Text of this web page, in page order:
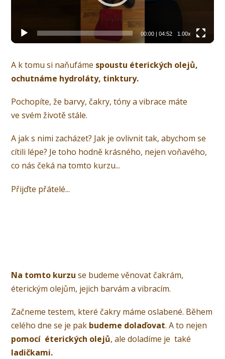
00:00| 04:52 1.00x
A k tomu si naňufáme spoustu éterických olejů,
ochutnáme hydroláty, tinktury.
Pochopíte, že barvy, čakry, tóny a vibrace máte
ve svém životě stále.
A jak s nimi zacházet? Jak je ovlivnit tak, abychom se
cítili lépe? Je toho hodně krásného, nejen voňavého,
co nás čeká na tomto kurzu...
Přijďte přátelé...
Na tomto kurzu se budeme věnovat čakrám,
éterickým olejům, jejich barvám a vibracím.
Začneme testem, které čakry máme oslabené. Během
celého dne se je pak budeme dolaďovat. A to nejen
pomocí éterických olejů, ale doladíme je také
ladičkami.